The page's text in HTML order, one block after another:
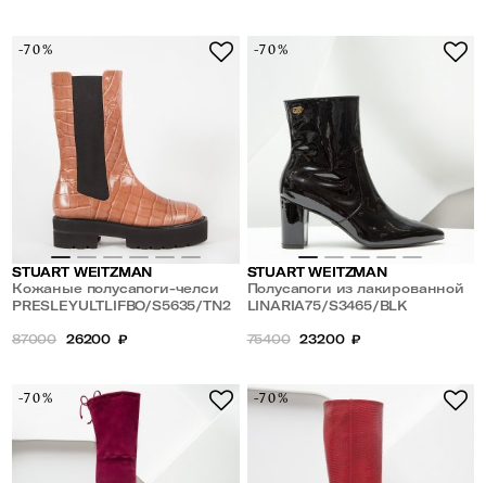
-70%
STUART WEITZMAN
Кожаные полусапоги-челси
PRESLEYULTLIFBO
PRESLEYULTLIFBO/S5635/TN2
87000 26200 ₽
-70%
STUART WEITZMAN
Полусапоги из лакированной
кожи LINARIA 75
LINARIA75/S3465/BLK
75400 23200 ₽
-70% -70%